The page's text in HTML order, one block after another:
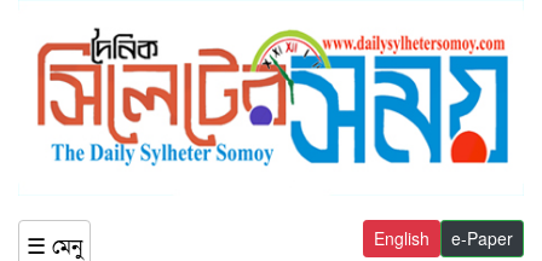
☰ মেনু e-Paper
English